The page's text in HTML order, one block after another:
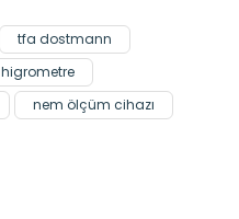
tfa dostmann
nem ölçüm cihazı